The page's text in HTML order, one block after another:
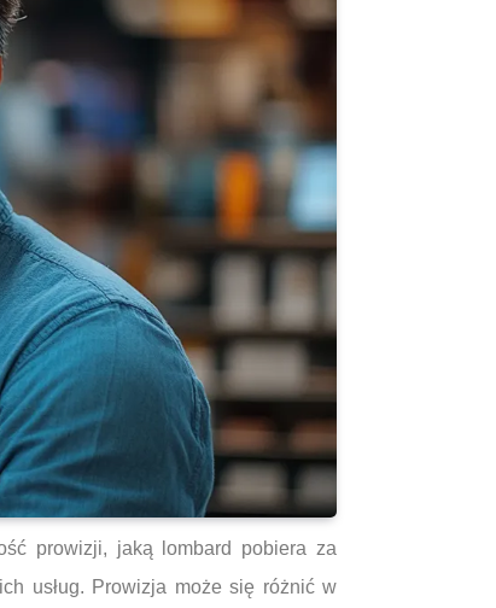
prowizji, jaką lombard pobiera za
usług. Prowizja może się różnić w